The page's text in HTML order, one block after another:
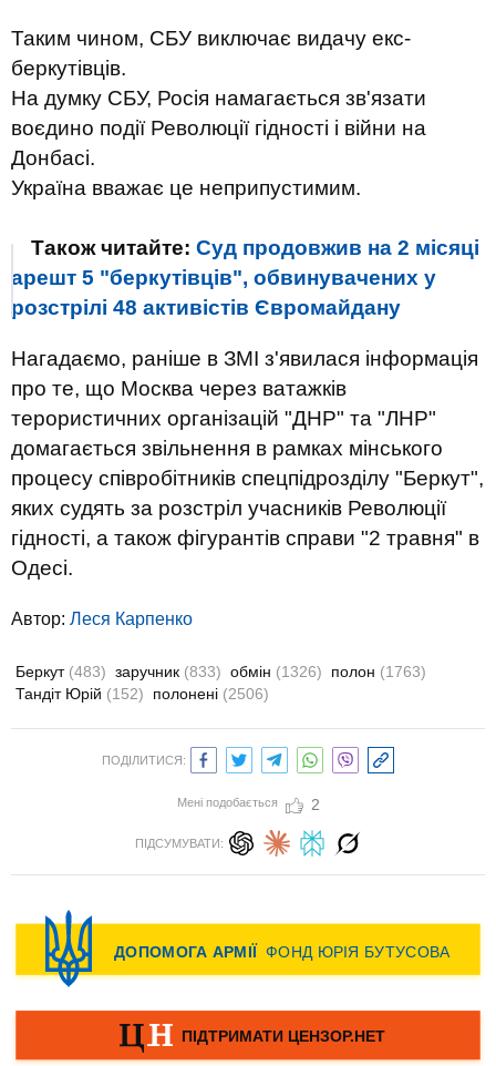
Таким чином, СБУ виключає видачу екс-
беркутівців.
На думку СБУ, Росія намагається зв'язати
воєдино події Революції гідності і війни на
Донбасі.
Україна вважає це неприпустимим.
Також читайте: Суд продовжив на 2 місяці
арешт 5 "беркутівців", обвинувачених у
розстрілі 48 активістів Євромайдану
Нагадаємо, раніше в ЗМІ з'явилася інформація
про те, що Москва через ватажків
терористичних організацій "ДНР" та "ЛНР"
домагається звільнення в рамках мінського
процесу співробітників спецпідрозділу "Беркут",
яких судять за розстріл учасників Революції
гідності, а також фігурантів справи "2 травня" в
Одесі.
Автор: Леся Карпенко
Беркут (483) заручник (833) обмін (1326) полон (1763)
Тандіт Юрій (152) полонені (2506)
ПОДІЛИТИСЯ:
Мені подобається 2
ПІДСУМУВАТИ: